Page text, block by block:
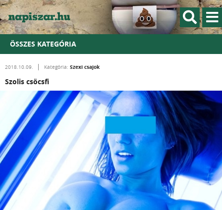
ÖSSZES KATEGÓRIA
2018.10.09. Kategória: Szexi csajok
Szolis csöcsfi